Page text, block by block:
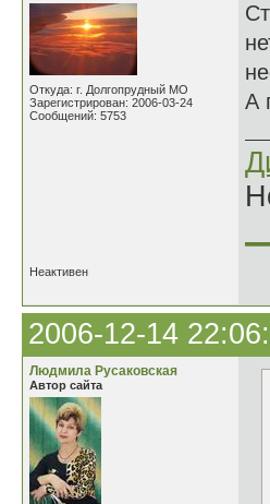
Откуда: г. Долгопрудный МО
Зарегистрирован: 2006-03-24
Сообщений: 5753
А
Неактивен
2006-12-14
Людмила Русаковская
Автор сайта